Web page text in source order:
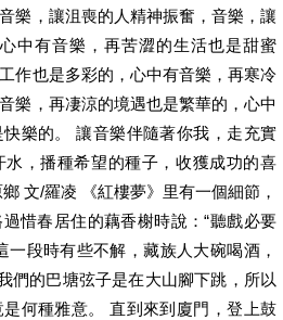
樂，讓沮喪的人精神振奮，音樂，讓
中有音樂，再苦澀的生活也是甜蜜
作也是多彩的，心中有音樂，再寒冷
樂，再凄涼的境遇也是繁華的，心中
樂的。 讓音樂伴隨著你我，走充實
，播種希望的種子，收獲成功的喜
文/羅凌 《紅樓夢》里有一個細節，
惜春居住的藕香榭時說：“聽戲必要
一段時有些不解，藏族人大碗喝酒，
們的巴塘弦子是在大山腳下跳，所以
何種雅意。 直到來到廈門，登上鼓